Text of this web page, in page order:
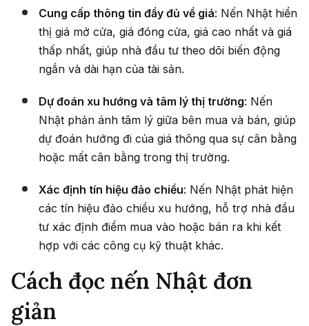
Cung cấp thông tin đầy đủ về giá: Nến Nhật hiển
thị giá mở cửa, giá đóng cửa, giá cao nhất và giá
thấp nhất, giúp nhà đầu tư theo dõi biến động
ngắn và dài hạn của tài sản.
Dự đoán xu hướng và tâm lý thị trường: Nến
Nhật phản ánh tâm lý giữa bên mua và bán, giúp
dự đoán hướng đi của giá thông qua sự cân bằng
hoặc mất cân bằng trong thị trường.
Xác định tín hiệu đảo chiều: Nến Nhật phát hiện
các tín hiệu đảo chiều xu hướng, hỗ trợ nhà đầu
tư xác định điểm mua vào hoặc bán ra khi kết
hợp với các công cụ kỹ thuật khác.
Cách đọc nến Nhật đơn
giản